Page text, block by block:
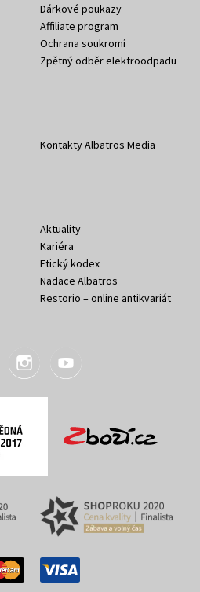
Dárkové poukazy
Affiliate program
Ochrana soukromí
Zpětný odběr elektroodpadu
Kontakty Albatros Media
Aktuality
Kariéra
Etický kodex
Nadace Albatros
Restorio – online antikvariát